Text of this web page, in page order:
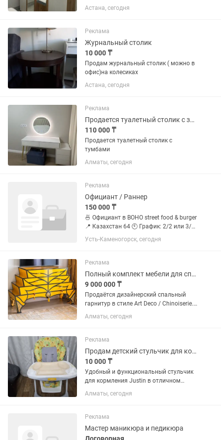
шкаф с зеркалами + 2 тумбы
+ортопедический матрас + туалетный
двумя отделами, 5 полноценных полок
и...
Астана, сегодня
Реклама
Журнальный столик
10 000 ₸
Продам журнальный столик ( можно в
офис)на колесиках
Астана, сегодня
Реклама
Продается туалетный столик с зеркалом и тумбой
110 000 ₸
Продается туалетный столик с
тумбами
Алматы, сегодня
Реклама
Официант / Раннер
150 000 ₸
🍜 Официант в BOHO street food & burger
📍 Казахстан 64 🕙 График: 2/2 или 3/3
| 08:00 — 23:00 💸 ЗП: 150 000тг 🍣
Питание | 🚗 Развозка | 👕 Форма | 🧠
Ты —...
Усть-Каменогорск, сегодня
Реклама
Полный комплект мебели для спальни
9 000 000 ₸
Продаётся дизайнерский спальный
гарнитур в стиле Art Deco / Chinoiserie.
Производство: Италия, премиальный
сегмент (Colombostile). Возраст: около
Комплект...
Алматы, сегодня
Реклама
Продам детский стульчик для кормления Justin (3 положения спинки)
10 000 ₸
Удобный и функциональный стульчик
для кормления Justin в отличном
состоянии — идеальный вариант для
малыша с первых прикормов и для
спинки: — сидя — полулежа — почти...
Алматы, сегодня
Реклама
Мастер маникюра и педикюра